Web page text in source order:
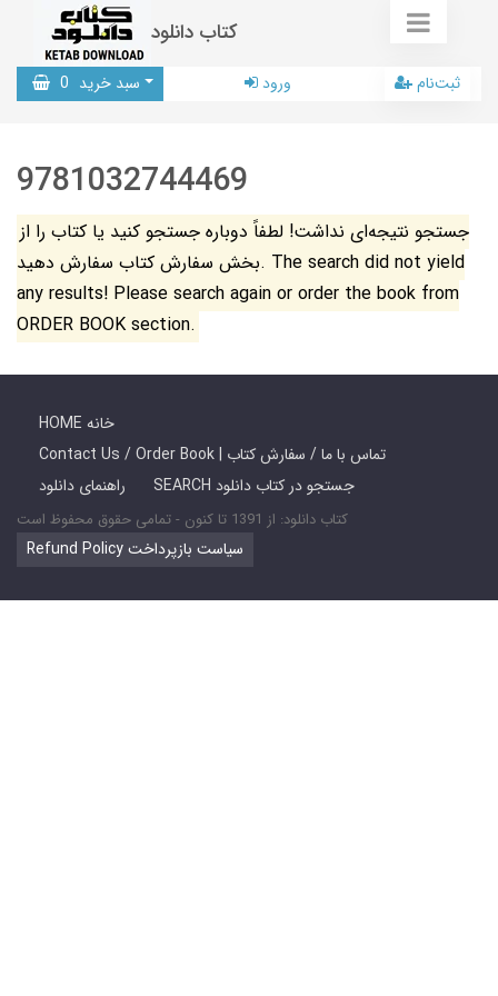
کتاب دانلود
سبد خرید 0 ورود ثبت‌نام
9781032744469
جستجو نتیجه‌ای نداشت! لطفاً دوباره جستجو کنید یا کتاب را از
بخش سفارش کتاب سفارش دهید. The search did not yield
any results! Please search again or order the book from
ORDER BOOK section.
HOME خانه
Contact Us / Order Book | تماس با ما / سفارش کتاب
راهنمای دانلود
SEARCH جستجو در کتاب دانلود
کتاب دانلود: از 1391 تا کنون - تمامی حقوق محفوظ است
Refund Policy سیاست بازپرداخت